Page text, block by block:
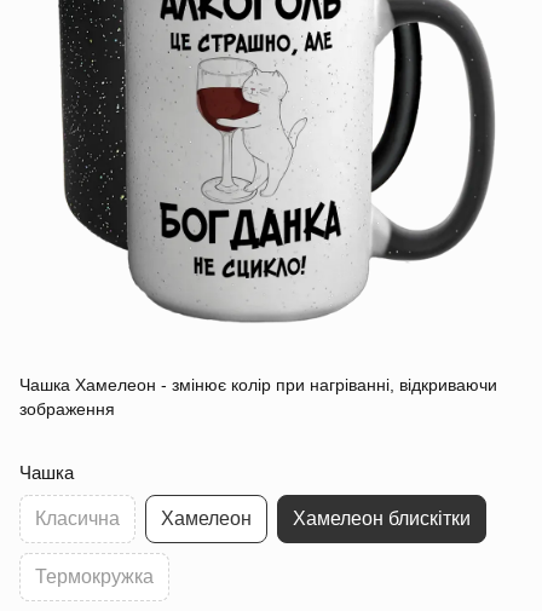
Чашка Хамелеон - змінює колір при нагріванні, відкриваючи
зображення
Чашка
Класична Хамелеон Хамелеон блискітки
Термокружка